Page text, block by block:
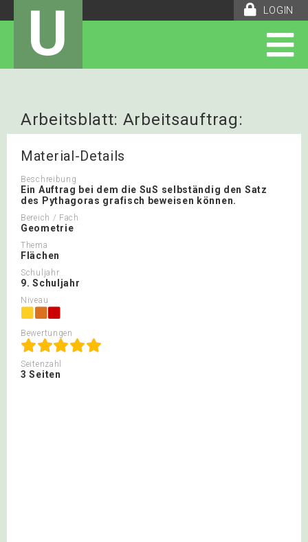
LOGIN
U
Arbeitsblatt: Arbeitsauftrag:
Beweis Pythagoras
Material-Details
Beschreibung
Ein Auftrag bei dem die SuS selbständig den Satz
des Pythagoras grafisch beweisen können.
Bereich / Fach
Geometrie
Thema
Flächen
Schuljahr
9. Schuljahr
Niveau
Bewertungen
Seitenzahl
3 Seiten